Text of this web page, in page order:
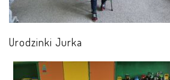
Urodzinki Jurka